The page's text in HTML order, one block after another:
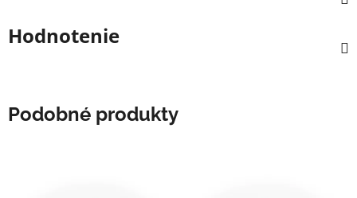
Hodnotenie
Podobné produkty